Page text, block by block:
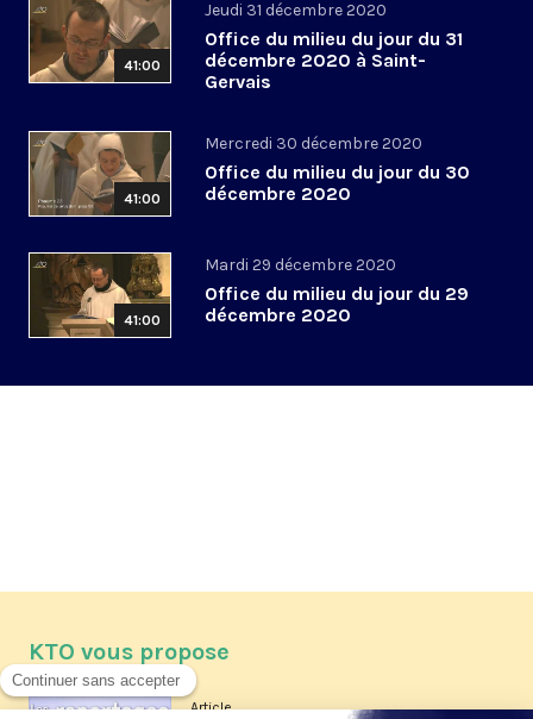
41:00
Jeudi 31 décembre 2020
Office du milieu du jour du 31
décembre 2020 à Saint-
Gervais
41:00
Mercredi 30 décembre 2020
Office du milieu du jour du 30
décembre 2020
41:00
Mardi 29 décembre 2020
Office du milieu du jour du 29
décembre 2020
KTO vous propose
Article